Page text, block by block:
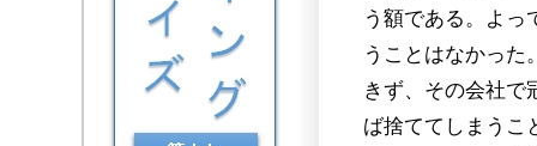
う額である。よっ
うことはなかった
きず、その会社で
ば捨ててしまうこ